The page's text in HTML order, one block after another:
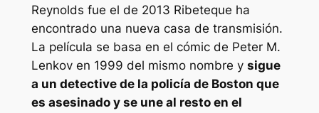
Reynolds fue el de 2013 Ribeteque ha
encontrado una nueva casa de transmisión.
La película se basa en el cómic de Peter M.
Lenkov en 1999 del mismo nombre y sigue
a un detective de la policía de Boston que
es asesinado y se une al resto en el